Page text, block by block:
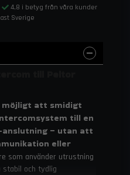
4,8 i betyg från våra kunder
Sverige
möjligt att smidigt
till en
anslutning – utan att
eller
som använder utrustning
stabil och tydlig